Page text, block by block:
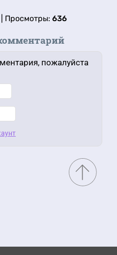
| Просмотры: 636
пожалуйста